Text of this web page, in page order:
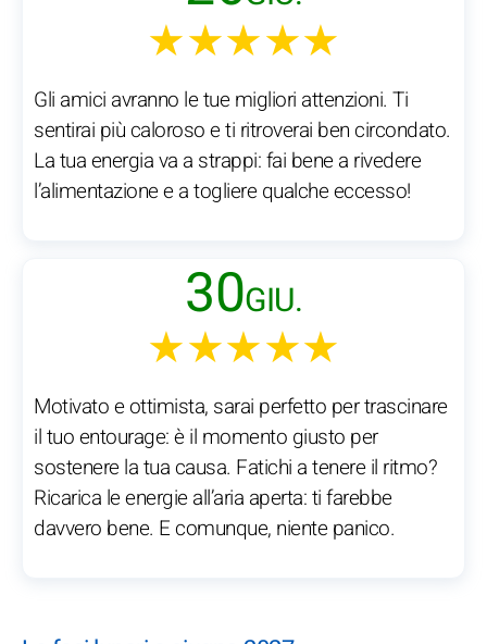
★★★★★
Gli amici avranno le tue migliori attenzioni. Ti
sentirai più caloroso e ti ritroverai ben circondato.
La tua energia va a strappi: fai bene a rivedere
l’alimentazione e a togliere qualche eccesso!
30GIU.
★★★★★
Motivato e ottimista, sarai perfetto per trascinare
il tuo entourage: è il momento giusto per
sostenere la tua causa. Fatichi a tenere il ritmo?
Ricarica le energie all’aria aperta: ti farebbe
davvero bene. E comunque, niente panico.